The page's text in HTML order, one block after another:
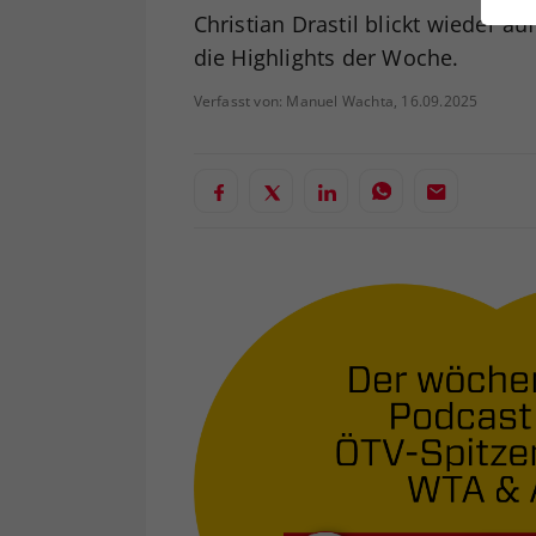
Christian Drastil blickt wieder
die Highlights der Woche.
Verfasst von: Manuel Wachta, 16.09.2025